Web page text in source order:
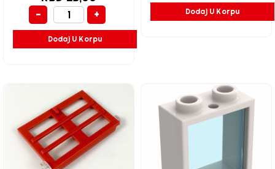
-
+
Dodaj U Korpu
Dodaj U Korpu